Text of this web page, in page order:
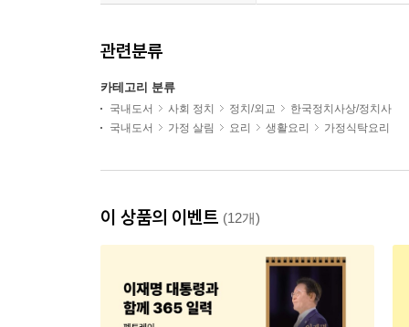
관련분류
카테고리 분류
국내도서 사회 정치 정치/외교
한국정치사상/정치사
국내도서
가정 살림 요리 생활요리 가정식탁요리
이 상품의 이벤트 (12개)